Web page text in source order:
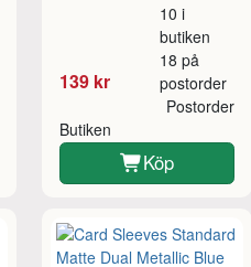
139 kr
10 i
butiken
18 på
postorder
Butiken
Postorder
Köp